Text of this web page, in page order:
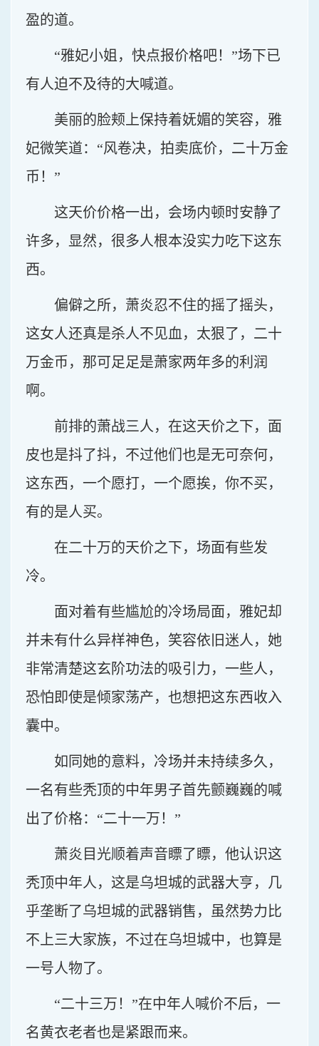
盈的道。
“雅妃小姐，快点报价格吧！”场下已
有人迫不及待的大喊道。
美丽的脸颊上保持着妩媚的笑容，雅
妃微笑道：“风卷决，拍卖底价，二十万金
币！”
这天价价格一出，会场内顿时安静了
许多，显然，很多人根本没实力吃下这东
西。
偏僻之所，萧炎忍不住的摇了摇头，
这女人还真是杀人不见血，太狠了，二十
万金币，那可足足是萧家两年多的利润
啊。
前排的萧战三人，在这天价之下，面
皮也是抖了抖，不过他们也是无可奈何，
这东西，一个愿打，一个愿挨，你不买，
有的是人买。
在二十万的天价之下，场面有些发
冷。
面对着有些尴尬的冷场局面，雅妃却
并未有什么异样神色，笑容依旧迷人，她
非常清楚这玄阶功法的吸引力，一些人，
恐怕即使是倾家荡产，也想把这东西收入
囊中。
如同她的意料，冷场并未持续多久，
一名有些秃顶的中年男子首先颤巍巍的喊
出了价格：“二十一万！”
萧炎目光顺着声音瞟了瞟，他认识这
秃顶中年人，这是乌坦城的武器大亨，几
乎垄断了乌坦城的武器销售，虽然势力比
不上三大家族，不过在乌坦城中，也算是
一号人物了。
“二十三万！”在中年人喊价不后，一
名黄衣老者也是紧跟而来。